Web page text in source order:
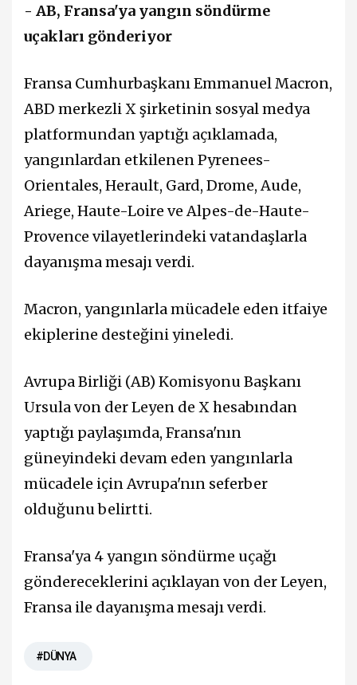
- AB, Fransa'ya yangın söndürme
uçakları gönderiyor
Fransa Cumhurbaşkanı Emmanuel Macron,
ABD merkezli X şirketinin sosyal medya
platformundan yaptığı açıklamada,
yangınlardan etkilenen Pyrenees-
Orientales, Herault, Gard, Drome, Aude,
Ariege, Haute-Loire ve Alpes-de-Haute-
Provence vilayetlerindeki vatandaşlarla
dayanışma mesajı verdi.
Macron, yangınlarla mücadele eden itfaiye
ekiplerine desteğini yineledi.
Avrupa Birliği (AB) Komisyonu Başkanı
Ursula von der Leyen de X hesabından
yaptığı paylaşımda, Fransa'nın
güneyindeki devam eden yangınlarla
mücadele için Avrupa'nın seferber
olduğunu belirtti.
Fransa'ya 4 yangın söndürme uçağı
göndereceklerini açıklayan von der Leyen,
Fransa ile dayanışma mesajı verdi.
#DÜNYA